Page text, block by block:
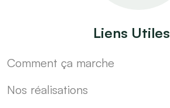
Liens Utiles
Comment ça marche
Nos réalisations